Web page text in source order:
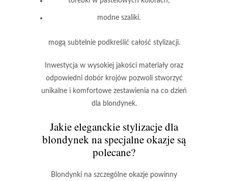
modne szaliki.
mogą subtelnie podkreślić całość stylizacji.
Inwestycja w wysokiej jakości materiały oraz
odpowiedni dobór krojów pozwoli stworzyć
unikalne i komfortowe zestawienia na co dzień
dla blondynek.
Jakie eleganckie stylizacje dla
blondynek na specjalne okazje są
polecane?
Blondynki na szczególne okazje powinny